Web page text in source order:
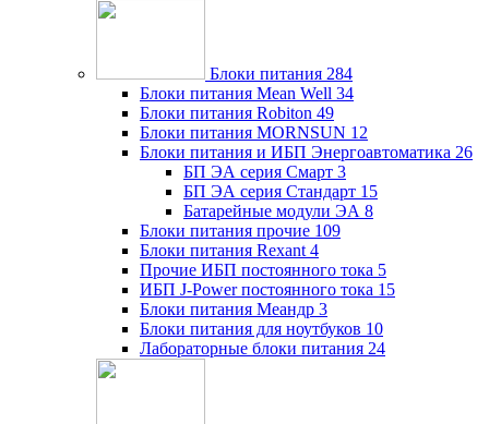
Блоки питания 284
Блоки питания Mean Well 34
Блоки питания Robiton 49
Блоки питания MORNSUN 12
Блоки питания и ИБП Энергоавтоматика 26
БП ЭА серия Смарт 3
БП ЭА серия Стандарт 15
Батарейные модули ЭА 8
Блоки питания прочие 109
Блоки питания Rexant 4
Прочие ИБП постоянного тока 5
ИБП J-Power постоянного тока 15
Блоки питания Меандр 3
Блоки питания для ноутбуков 10
Лабораторные блоки питания 24